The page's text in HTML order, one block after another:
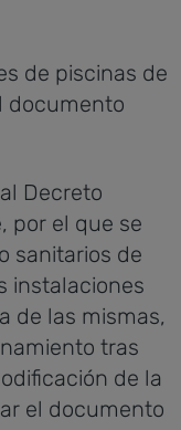
de piscinas de
documento
Decreto
por el que se
sanitarios de
instalaciones
de las mismas,
tras
de la
el documento